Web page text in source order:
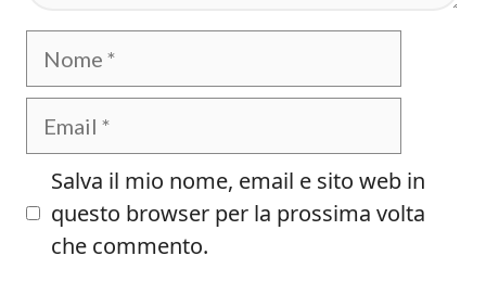
Salva il mio nome, email e sito web in
questo browser per la prossima volta
che commento.